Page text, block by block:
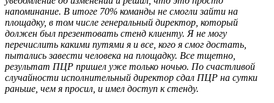
напоминание. В итоге 70% команды не смогли зайти на
площадку, в том числе генеральный директор, который
должен был презентовать стенд клиенту. Я не могу
перечислить какими путями я и все, кого я смог достать,
пытались завести человека на площадку. Все тщетно,
результат ПЦР пришел уже только ночью. По счастливой
случайности исполнительный директор сдал ПЦР на сутки
раньше, чем я просил, и имел доступ к стенду.